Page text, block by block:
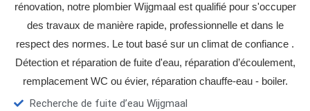
rénovation, notre plombier Wijgmaal est qualifié pour s'occuper
des travaux de manière rapide, professionnelle et dans le
respect des normes. Le tout basé sur un climat de confiance .
Détection et réparation de fuite d'eau, réparation d’écoulement,
remplacement WC ou évier, réparation chauffe-eau - boiler.
Recherche de fuite d’eau Wijgmaal